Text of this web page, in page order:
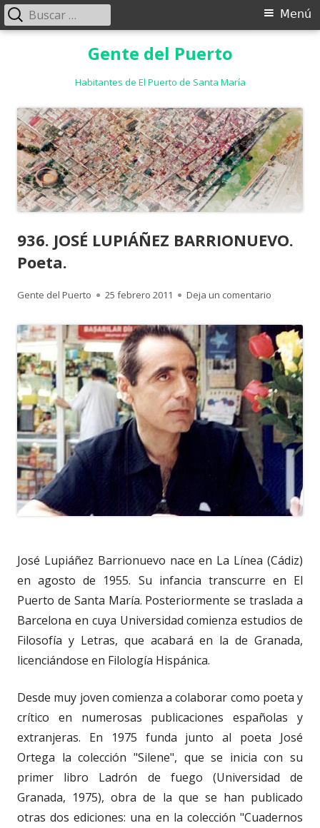
Gente del Puerto
Habitantes de El Puerto de Santa María
Menú
Menú
Buscar:
936. JOSÉ LUPIÁÑEZ BARRIONUEVO.
Poeta.
Autor
Gente del Puerto
Publicado
25 febrero 2011 Deja un comentario
José Lupiáñez Barrionuevo nace en La Línea (Cádiz)
en agosto de 1955. Su infancia transcurre en El
Puerto de Santa María. Posteriormente se traslada a
Barcelona en cuya Universidad comienza estudios de
Filosofía y Letras, que acabará en la de Granada,
licenciándose en Filología Hispánica.
Desde muy joven comienza a colaborar como poeta y
crítico en numerosas publicaciones españolas y
extranjeras. En 1975 funda junto al poeta José
Ortega la colección "Silene", que se inicia con su
primer libro Ladrón de fuego (Universidad de
Granada, 1975), obra de la que se han publicado
otras dos ediciones: una en la colección "Cuadernos